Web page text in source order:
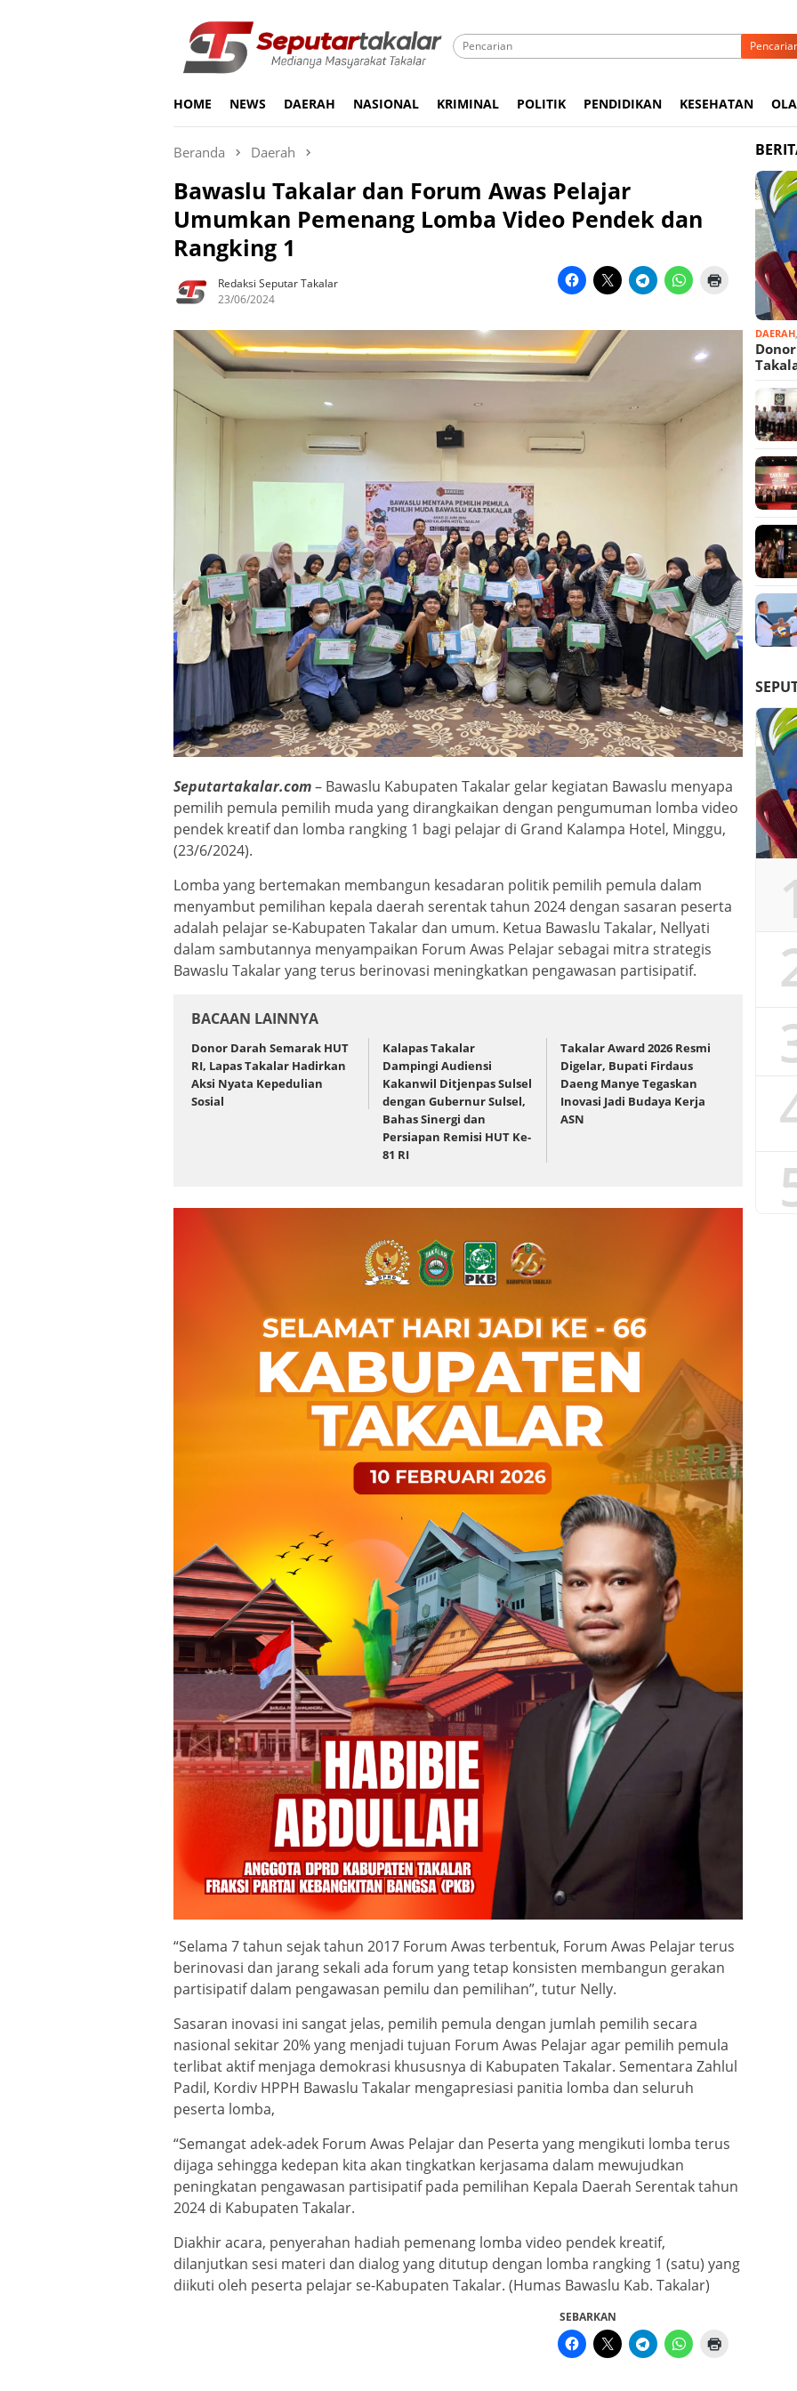
HOME NEWS DAERAH NASIONAL KRIMINAL POLITIK PENDIDIKAN KESEHATAN
Beranda Daerah
Bawaslu Takalar dan Forum Awas Pelajar
Umumkan Pemenang Lomba Video Pendek dan
Rangking 1
Redaksi Seputar Takalar
23/06/2024
Seputartakalar.com– Bawaslu Kabupaten Takalar gelar kegiatan Bawaslu menyapa
pemilih pemula pemilih muda yang dirangkaikan dengan pengumuman lomba video
pendek kreatif dan lomba rangking 1 bagi pelajar di Grand Kalampa Hotel, Minggu,
(23/6/2024).
Lomba yang bertemakan membangun kesadaran politik pemilih pemula dalam
menyambut pemilihan kepala daerah serentak tahun 2024 dengan sasaran peserta
adalah pelajar se-Kabupaten Takalar dan umum. Ketua Bawaslu Takalar, Nellyati
dalam sambutannya menyampaikan Forum Awas Pelajar sebagai mitra strategis
Bawaslu Takalar yang terus berinovasi meningkatkan pengawasan partisipatif.
BACAAN LAINNYA
Donor Darah Semarak HUT
RI, Lapas Takalar Hadirkan
Aksi Nyata Kepedulian
Sosial
Kalapas Takalar
Dampingi Audiensi
Kakanwil Ditjenpas Sulsel
dengan Gubernur Sulsel,
Bahas Sinergi dan
Persiapan Remisi HUT Ke-
81 RI
Takalar Award 2026 Resmi
Digelar, Bupati Firdaus
Daeng Manye Tegaskan
Inovasi Jadi Budaya Kerja
ASN
“Selama 7 tahun sejak tahun 2017 Forum Awas terbentuk, Forum Awas Pelajar terus
berinovasi dan jarang sekali ada forum yang tetap konsisten membangun gerakan
partisipatif dalam pengawasan pemilu dan pemilihan”, tutur Nelly.
Sasaran inovasi ini sangat jelas, pemilih pemula dengan jumlah pemilih secara
nasional sekitar 20% yang menjadi tujuan Forum Awas Pelajar agar pemilih pemula
terlibat aktif menjaga demokrasi khususnya di Kabupaten Takalar. Sementara Zahlul
Padil, Kordiv HPPH Bawaslu Takalar mengapresiasi panitia lomba dan seluruh
peserta lomba,
“Semangat adek-adek Forum Awas Pelajar dan Peserta yang mengikuti lomba terus
dijaga sehingga kedepan kita akan tingkatkan kerjasama dalam mewujudkan
peningkatan pengawasan partisipatif pada pemilihan Kepala Daerah Serentak tahun
2024 di Kabupaten Takalar.
Diakhir acara, penyerahan hadiah pemenang lomba video pendek kreatif,
dilanjutkan sesi materi dan dialog yang ditutup dengan lomba rangking 1 (satu) yang
diikuti oleh peserta pelajar se-Kabupaten Takalar. (Humas Bawaslu Kab. Takalar)
SEBARKAN
DAERAH,